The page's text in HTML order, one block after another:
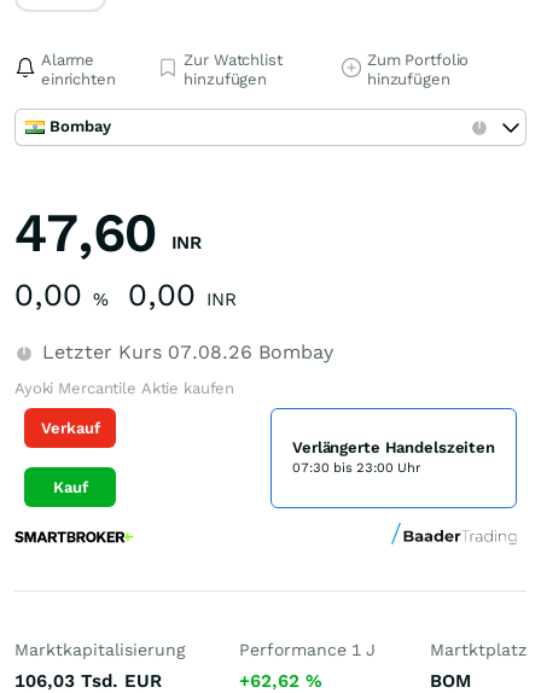
Alarme
einrichten
Zur Watchlist
hinzufügen
Zum Portfolio
hinzufügen
Bombay
47,60 INR
0,00 % 0,00 INR
Letzter Kurs 07.08.26 Bombay
Ayoki Mercantile Aktie kaufen
Verkauf
Kauf
Verlängerte Handelszeiten
07:30 bis 23:00 Uhr
Marktkapitalisierung
106,03 Tsd. EUR
Performance 1 J
+62,62 %
Martktplatz
BOM